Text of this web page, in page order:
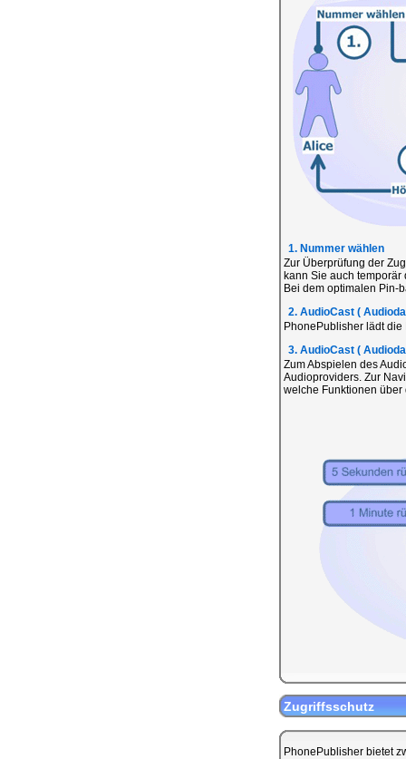
1. Nummer wählen
Zur Überprüfung der
kann Sie auch
Bei dem optimalen Pin-
2. AudioCast (
PhonePublisher lädt
3. AudioCast (
Zum Abspielen des
Audioproviders. Zur
welche Funktionen über
Zugriffsschutz
PhonePublisher bietet